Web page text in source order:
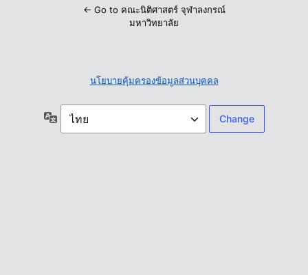
← Go to คณะนิติศาสตร์ จุฬาลงกรณ์
มหาวิทยาลัย
นโยบายคุ้มครองข้อมูลส่วนบุคคล
ภาษา